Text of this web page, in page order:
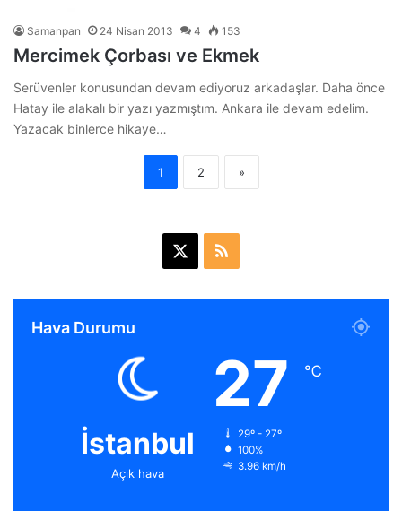
Samanpan 24 Nisan 2013 4 153
Mercimek Çorbası ve Ekmek
Serüvenler konusundan devam ediyoruz arkadaşlar. Daha önce
Hatay ile alakalı bir yazı yazmıştım. Ankara ile devam edelim.
Yazacak binlerce hikaye…
1 2 »
Hava Durumu
İstanbul
Açık hava
27 ℃
29º - 27º
100%
3.96 km/h